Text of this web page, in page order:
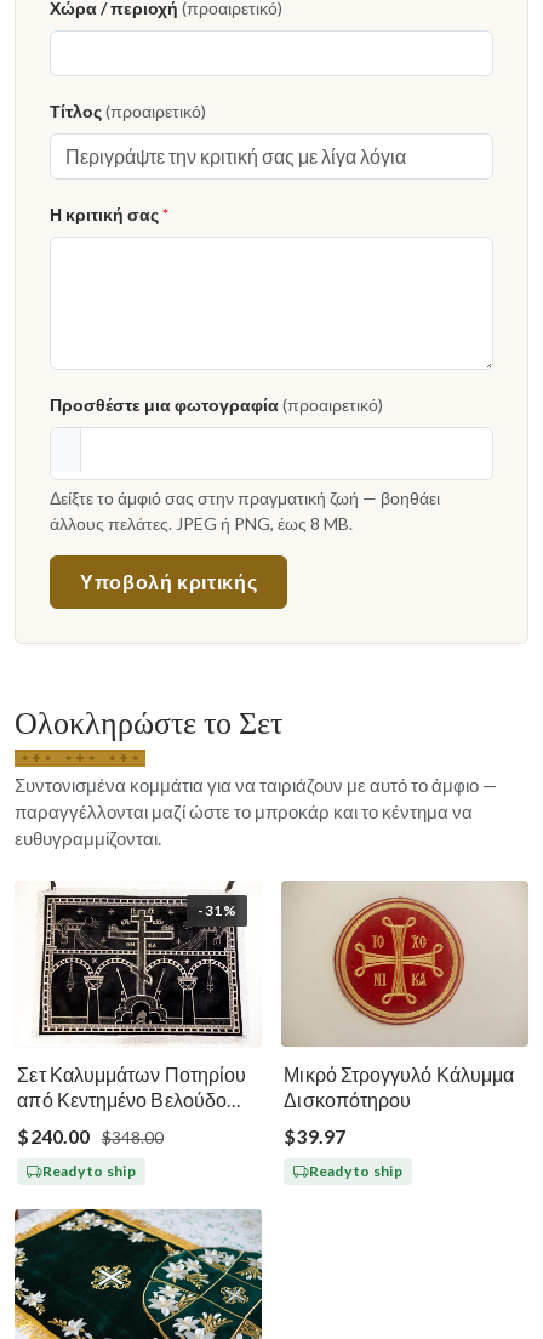
Χώρα / περιοχή (προαιρετικό)
Τίτλος(προαιρετικό)
Η κριτική σας*
Προσθέστε μια φωτογραφία(προαιρετικό)
Δείξτε το άμφιό σας στην πραγματική ζωή — βοηθάει
άλλους πελάτες. JPEG ή PNG, έως 8 MB.
Υποβολή κριτικής
Ολοκληρώστε το Σετ
Συντονισμένα κομμάτια για να ταιριάζουν με αυτό το άμφιο —
παραγγέλλονται μαζί ώστε το μπροκάρ και το κέντημα να
ευθυγραμμίζονται.
-31%
Σετ Καλυμμάτων Ποτηρίου
από Κεντημένο Βελούδο
Μεγάλη Σαρακοστή - Μαύρο
Ασημί Χρυσό
$240.00 $348.00
Ready to ship
Μικρό Στρογγυλό Κάλυμμα
Δισκοπότηρου
$39.97
Ready to ship